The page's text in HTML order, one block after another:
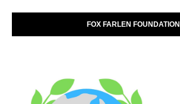
FOX FARLEN FOUNDATION